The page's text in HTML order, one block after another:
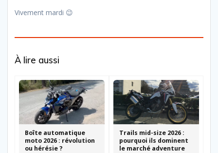
Vivement mardi 😉
À lire aussi
Boîte automatique
moto 2026 : révolution
ou hérésie ?
Trails mid-size 2026 :
pourquoi ils dominent
le marché adventure